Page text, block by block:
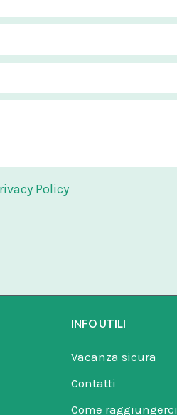
Policy
INFO UTILI
Vacanza sicura
Contatti
Come raggiungerci